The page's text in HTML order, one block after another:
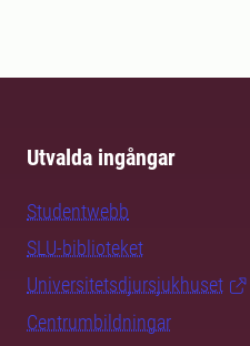
Utvalda ingångar
Studentwebb
SLU-biblioteket
Universitetsdjursjukhuset
Centrumbildningar